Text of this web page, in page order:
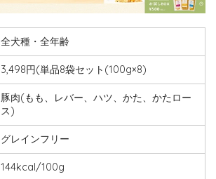
全犬種・全年齢
3,498円(単品8袋セット(100g×8)
豚肉(もも、レバー、ハツ、かた、かたロー
ス)
グレインフリー
144kcal/100g